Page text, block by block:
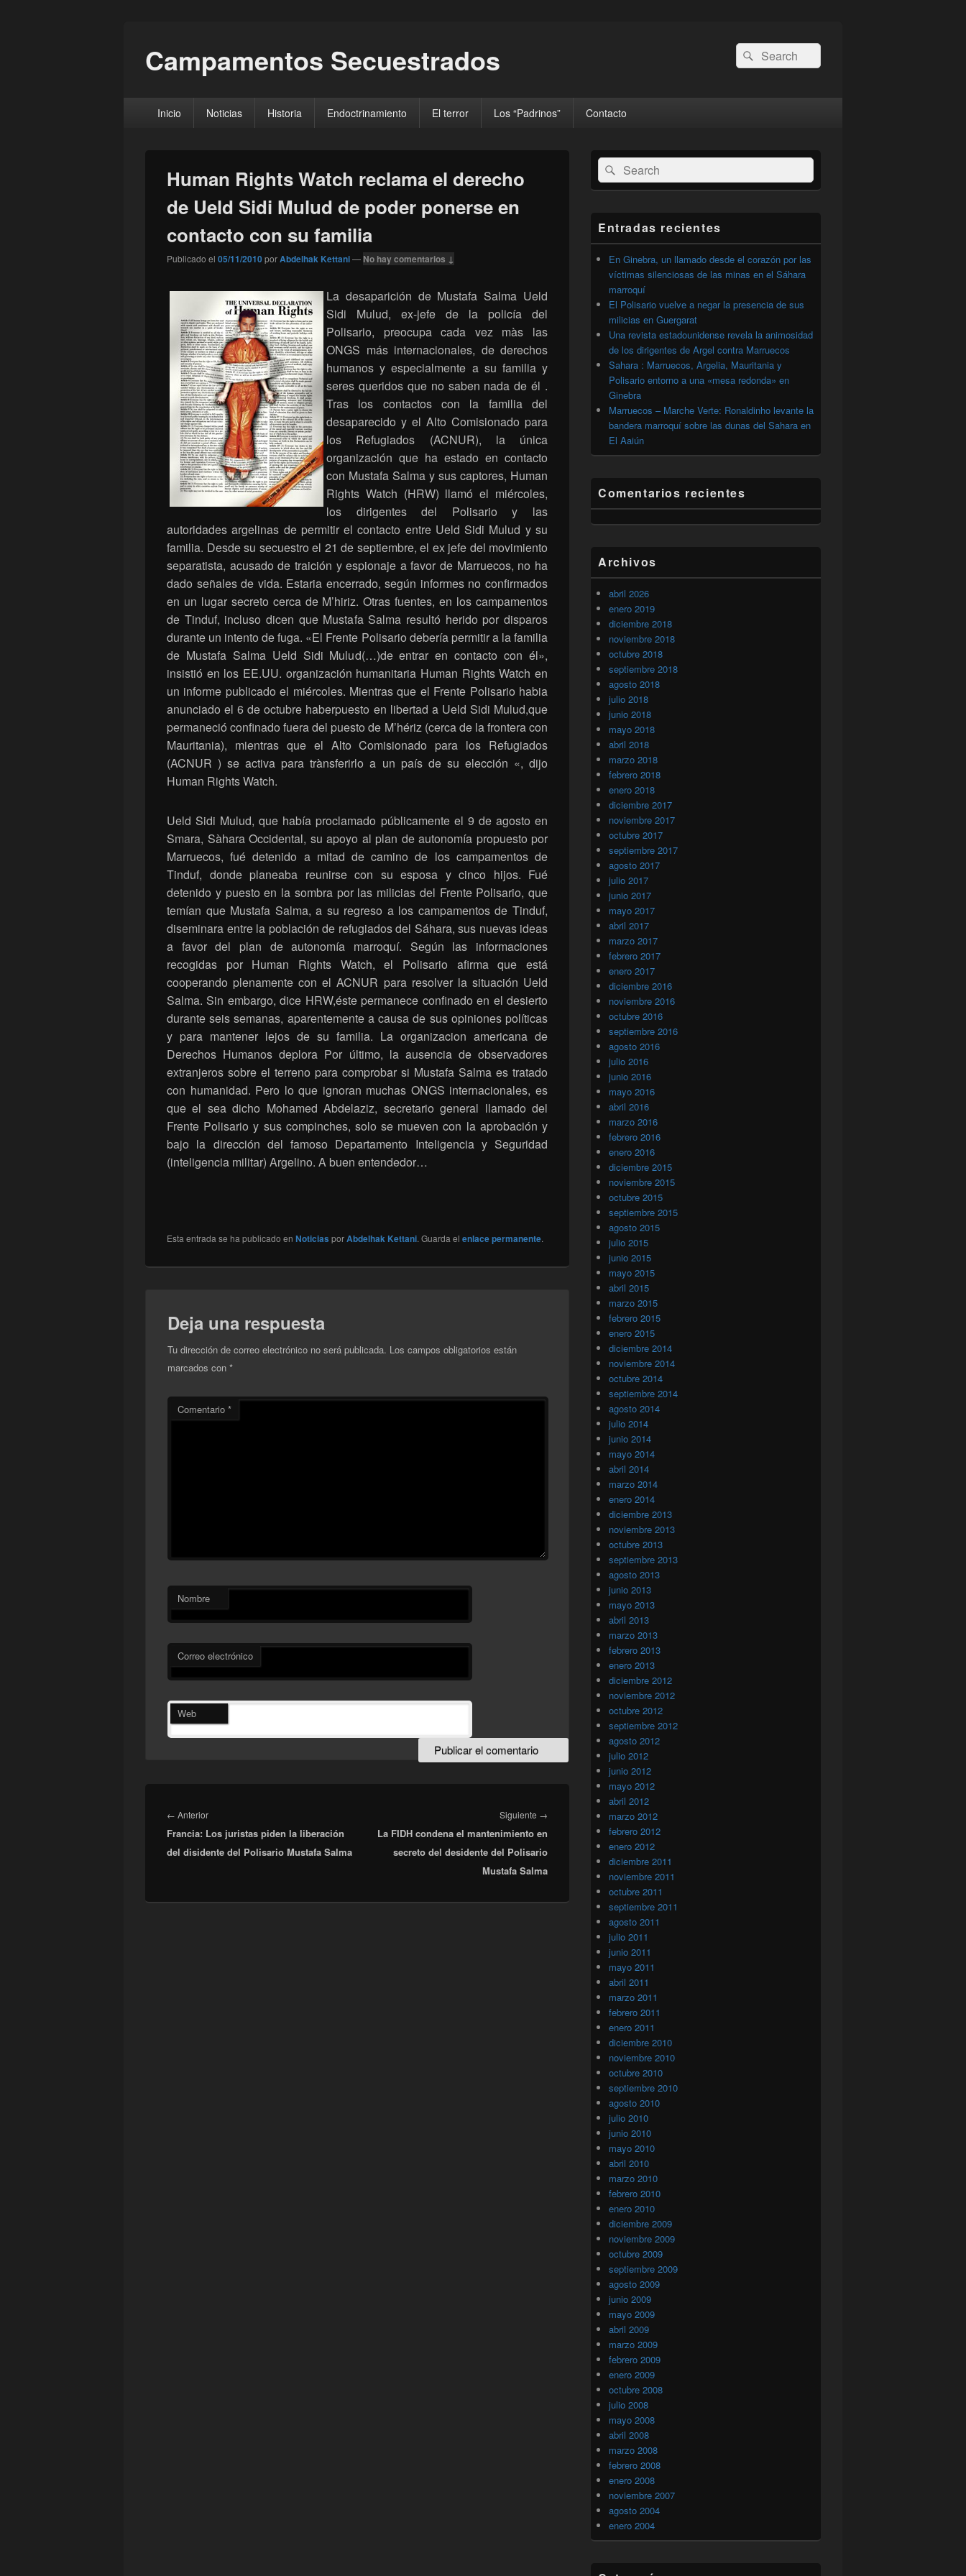
Campamentos Secuestrados
Buscar
por:
Buscar
principalInicio Noticias Historia Endoctrinamiento El terror Los “Padrinos” Contacto
Human Rights Watch reclama el derecho
de Ueld Sidi Mulud de poder ponerse en
contacto con su familia
Publicado el 05/11/2010porAbdelhak Kettani— No hay comentarios ↓
La desaparición de Mustafa Salma Ueld
Sidi Mulud, ex-jefe de la policía del
Polisario, preocupa cada vez màs las
ONGS más internacionales, de derechos
humanos y especialmente a su familia y
seres queridos que no saben nada de él .
Tras los contactos con la familia del
desaparecido y el Alto Comisionado para
los Refugiados (ACNUR), la única
organización que ha estado en contacto
con Mustafa Salma y sus captores, Human
Rights Watch (HRW) llamó el miércoles,
los dirigentes del Polisario y las
autoridades argelinas de permitir el contacto entre Ueld Sidi Mulud y su
familia. Desde su secuestro el 21 de septiembre, el ex jefe del movimiento
separatista, acusado de traición y espionaje a favor de Marruecos, no ha
dado señales de vida. Estaria encerrado, según informes no confirmados
en un lugar secreto cerca de M’hiriz. Otras fuentes, en los campamentos
de Tinduf, incluso dicen que Mustafa Salma resultó herido por disparos
durante un intento de fuga. «El Frente Polisario debería permitir a la familia
de Mustafa Salma Ueld Sidi Mulud(…)de entrar en contacto con él»,
insistió en los EE.UU. organización humanitaria Human Rights Watch en
un informe publicado el miércoles. Mientras que el Frente Polisario habia
anunciado el 6 de octubre haberpuesto en libertad a Ueld Sidi Mulud,que
permaneció confinado fuera del puesto de M’hériz (cerca de la frontera con
Mauritania), mientras que el Alto Comisionado para los Refugiados
(ACNUR ) se activa para trànsferirlo a un país de su elección «, dijo
Human Rights Watch.
Ueld Sidi Mulud, que había proclamado públicamente el 9 de agosto en
Smara, Sàhara Occidental, su apoyo al plan de autonomía propuesto por
Marruecos, fué detenido a mitad de camino de los campamentos de
Tinduf, donde planeaba reunirse con su esposa y cinco hijos. Fué
detenido y puesto en la sombra por las milicias del Frente Polisario, que
temían que Mustafa Salma, a su regreso a los campamentos de Tinduf,
diseminara entre la población de refugiados del Sáhara, sus nuevas ideas
a favor del plan de autonomía marroquí. Según las informaciones
recogidas por Human Rights Watch, el Polisario afirma que está
cooperando plenamente con el ACNUR para resolver la situación Ueld
Salma. Sin embargo, dice HRW,éste permanece confinado en el desierto
durante seis semanas, aparentemente a causa de sus opiniones políticas
y para mantener lejos de su familia. La organizacion americana de
Derechos Humanos deplora Por último, la ausencia de observadores
extranjeros sobre el terreno para comprobar si Mustafa Salma es tratado
con humanidad. Pero lo que ignoran muchas ONGS internacionales, es
que el sea dicho Mohamed Abdelaziz, secretario general llamado del
Frente Polisario y sus compinches, solo se mueven con la aprobación y
bajo la dirección del famoso Departamento Inteligencia y Seguridad
(inteligencia militar) Argelino. A buen entendedor…
Esta entrada se ha publicado en Noticias porAbdelhak Kettani. Guarda el enlace permanente.
Deja una respuesta
Tu dirección de correo electrónico no será publicada. Los campos obligatorios están
marcados con *
Comentario *
Nombre
Correo electrónico
Web
de
entradas
← AnteriorEntrada
anterior:
Francia: Los juristas piden la liberación
del disidente del Polisario Mustafa Salma
Siguiente →
La FIDH condena el mantenimiento en
secreto del desidente del Polisario
Mustafa Salma
El
área
de
widget
lateral
primaria
Buscar
por:
Buscar
Entradas recientes
En Ginebra, un llamado desde el corazón por las
víctimas silenciosas de las minas en el Sáhara
marroquí
El Polisario vuelve a negar la presencia de sus
milicias en Guergarat
Una revista estadounidense revela la animosidad
de los dirigentes de Argel contra Marruecos
Sahara : Marruecos, Argelia, Mauritania y
Polisario entorno a una «mesa redonda» en
Ginebra
Marruecos – Marche Verte: Ronaldinho levante la
bandera marroquí sobre las dunas del Sahara en
El Aaiún
Comentarios recientes
Archivos
abril 2026
enero 2019
diciembre 2018
noviembre 2018
octubre 2018
septiembre 2018
agosto 2018
julio 2018
junio 2018
mayo 2018
abril 2018
marzo 2018
febrero 2018
enero 2018
diciembre 2017
noviembre 2017
octubre 2017
septiembre 2017
agosto 2017
julio 2017
junio 2017
mayo 2017
abril 2017
marzo 2017
febrero 2017
enero 2017
diciembre 2016
noviembre 2016
octubre 2016
septiembre 2016
agosto 2016
julio 2016
junio 2016
mayo 2016
abril 2016
marzo 2016
febrero 2016
enero 2016
diciembre 2015
noviembre 2015
octubre 2015
septiembre 2015
agosto 2015
julio 2015
junio 2015
mayo 2015
abril 2015
marzo 2015
febrero 2015
enero 2015
diciembre 2014
noviembre 2014
octubre 2014
septiembre 2014
agosto 2014
julio 2014
junio 2014
mayo 2014
abril 2014
marzo 2014
enero 2014
diciembre 2013
noviembre 2013
octubre 2013
septiembre 2013
agosto 2013
junio 2013
mayo 2013
abril 2013
marzo 2013
febrero 2013
enero 2013
diciembre 2012
noviembre 2012
octubre 2012
septiembre 2012
agosto 2012
julio 2012
junio 2012
mayo 2012
abril 2012
marzo 2012
febrero 2012
enero 2012
diciembre 2011
noviembre 2011
octubre 2011
septiembre 2011
agosto 2011
julio 2011
junio 2011
mayo 2011
abril 2011
marzo 2011
febrero 2011
enero 2011
diciembre 2010
noviembre 2010
octubre 2010
septiembre 2010
agosto 2010
julio 2010
junio 2010
mayo 2010
abril 2010
marzo 2010
febrero 2010
enero 2010
diciembre 2009
noviembre 2009
octubre 2009
septiembre 2009
agosto 2009
junio 2009
mayo 2009
abril 2009
marzo 2009
febrero 2009
enero 2009
octubre 2008
julio 2008
mayo 2008
abril 2008
marzo 2008
febrero 2008
enero 2008
noviembre 2007
agosto 2004
enero 2004